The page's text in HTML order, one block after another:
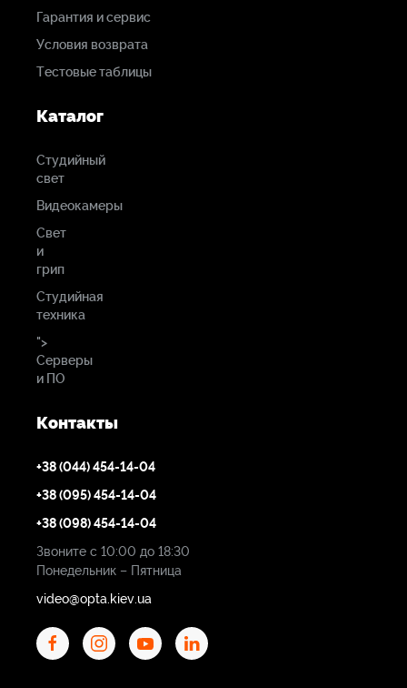
Гарантия и сервис
Условия возврата
Тестовые таблицы
Каталог
Студийный
свет
Видеокамеры
Свет
и
грип
Студийная
техника
">
Серверы
и ПО
Контакты
+38 (044) 454-14-04
+38 (095) 454-14-04
+38 (098) 454-14-04
Звоните с 10:00 до 18:30
Понедельник – Пятница
video@opta.kiev.ua